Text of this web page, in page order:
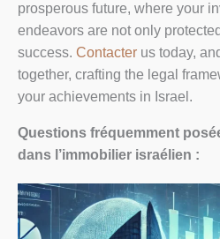
prosperous future, where your
endeavors are not only
success. Contacter us today,
together, crafting the legal
your achievements in Israel.
Questions fréquemment
dans l’immobilier israélien :